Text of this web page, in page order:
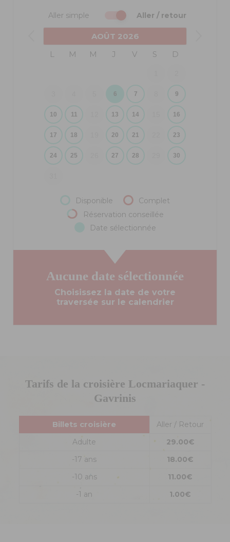
Aller simple Aller / retour
AOÛT 2026
L
M M J V S D
6 7 9
10 11 13 14 16
17 18 20 21 23
24 25 27 28 30
Disponible
Complet
Réservation conseillée
Date sélectionnée
Aucune date sélectionnée
Choisissez la date de votre
traversée sur le calendrier
Tarifs de la croisière Locmariaquer -
Gavrinis
Billets croisière
Aller / Retour
Adulte
29.00€
-17 ans
18.00€
-10 ans
11.00€
-1 an
1.00€